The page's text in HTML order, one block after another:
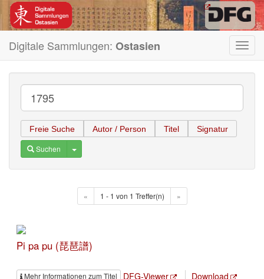
Digitale Sammlungen: Ostasien
Freie Suche Autor / Person Titel Signatur
Suchen Toggle Dropdown
« 1 - 1 von 1 Treffer(n) »
Pi pa pu (琵琶譜)
Mehr Informationen zum Titel DFG-Viewer Download